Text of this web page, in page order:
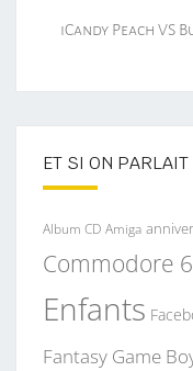
iCandy Peach VS
ET SI ON PARLAIT
Album CD Amiga
Commodore
Enfants
Fantasy Game